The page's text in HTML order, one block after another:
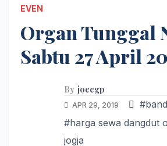
EVEN
Organ Tunggal
Sabtu 27 April
By joecgp
APR 29, 2019
#harga sewa dangdut
jogja